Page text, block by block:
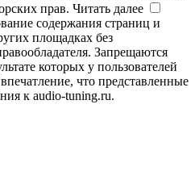
прав. Читать далее
содержания страниц и
площадках без
Запрещаются
которых у пользователей
что представленные
к audio-tuning.ru.